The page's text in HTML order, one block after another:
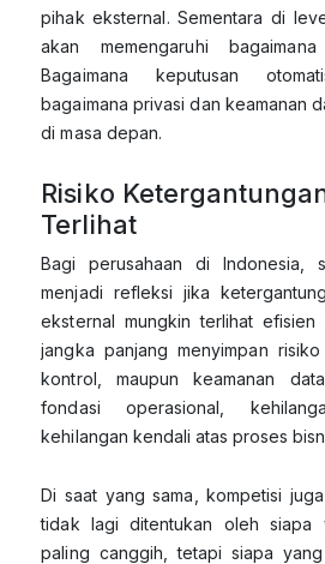
pihak eksternal. Sementara di
akan memengaruhi
Bagaimana keputusan
bagaimana privasi dan keamanan
di masa depan.
Risiko
Terlihat
Bagi perusahaan di Indonesia,
menjadi refleksi jika
eksternal mungkin terlihat
jangka panjang menyimpan
kontrol, maupun keamanan
fondasi operasional,
kehilangan kendali atas proses
Di saat yang sama, kompetisi
tidak lagi ditentukan oleh siapa
paling canggih, tetapi siapa yang